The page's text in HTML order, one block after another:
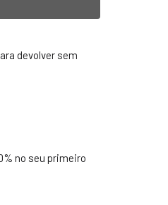
devolver sem
no seu primeiro